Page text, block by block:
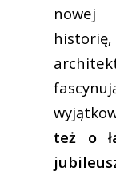
nowej
też o